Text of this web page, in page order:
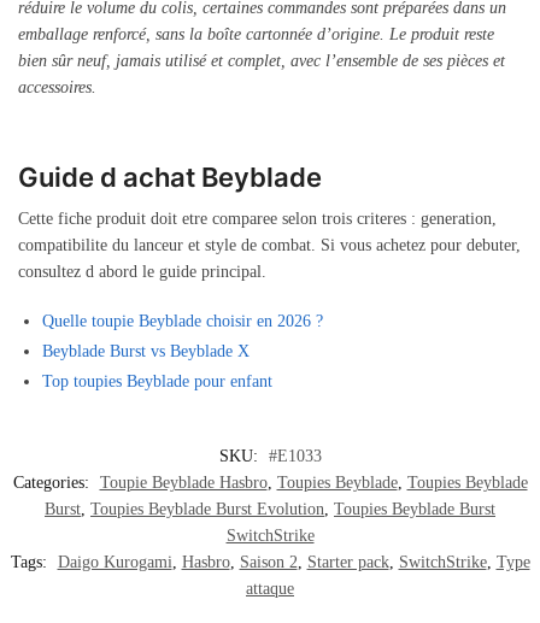
réduire le volume du colis, certaines commandes sont préparées dans un
emballage renforcé, sans la boîte cartonnée d’origine. Le produit reste
bien sûr neuf, jamais utilisé et complet, avec l’ensemble de ses pièces et
accessoires.
Guide d achat Beyblade
Cette fiche produit doit etre comparee selon trois criteres : generation,
compatibilite du lanceur et style de combat. Si vous achetez pour debuter,
consultez d abord le guide principal.
Quelle toupie Beyblade choisir en 2026 ?
Beyblade Burst vs Beyblade X
Top toupies Beyblade pour enfant
SKU:
#E1033
Categories:
Toupie Beyblade Hasbro, Toupies Beyblade, Toupies Beyblade
Burst Toupies Beyblade Burst Evolution Toupies Beyblade Burst
SwitchStrike
Tags:
Daigo Kurogami Hasbro, Saison 2 Starter pack, SwitchStrike, Type
attaque